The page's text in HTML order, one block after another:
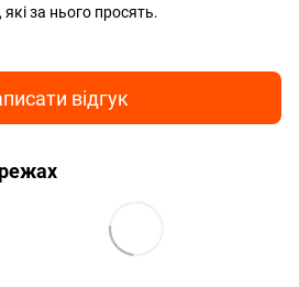
які за нього просять.
відгук